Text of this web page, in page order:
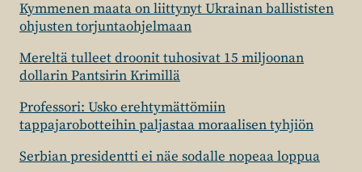
Kymmenen maata on liittynyt Ukrainan ballististen
ohjusten torjuntaohjelmaan
Mereltä tulleet droonit tuhosivat 15 miljoonan
dollarin Pantsirin Krimillä
Professori: Usko erehtymättömiin
tappajarobotteihin paljastaa moraalisen tyhjiön
Serbian presidentti ei näe sodalle nopeaa loppua